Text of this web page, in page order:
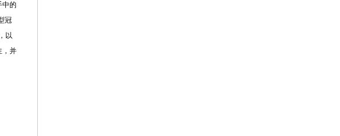
中的
冠
以
，并